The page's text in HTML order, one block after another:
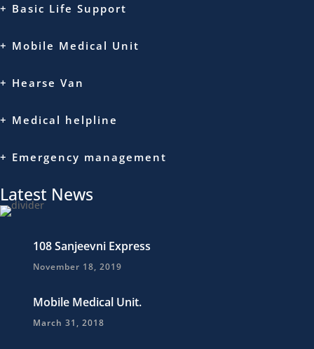
+ Basic Life Support
+ Mobile Medical Unit
+ Hearse Van
+ Medical helpline
+ Emergency management
Latest News
108 Sanjeevni Express
November 18, 2019
Mobile Medical Unit.
March 31, 2018